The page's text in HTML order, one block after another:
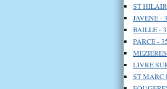
ST
JAVENE -
BAILLE -
PARCE -
LIVRE
ST MARC